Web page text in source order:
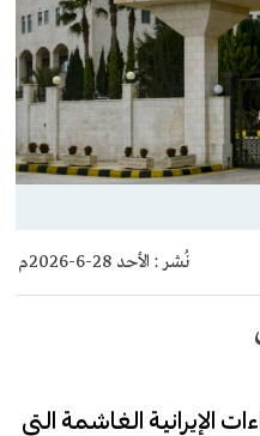
نُشر : الأحد 28-6-2026م
الإيرانية الغاشمة التي